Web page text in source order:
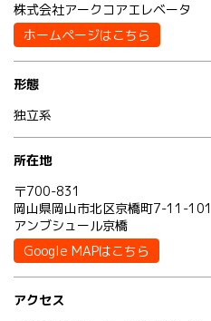
株式会社アークコアエレベータ
ホームページはこちら
形態
独立系
所在地
〒700-831
岡山県岡山市北区京橋町7-11-101
アンブシュール京橋
Google MAPはこちら
アクセス